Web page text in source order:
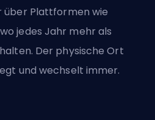
über Plattformen wie
jedes Jahr mehr als
Der physische Ort
und wechselt immer.